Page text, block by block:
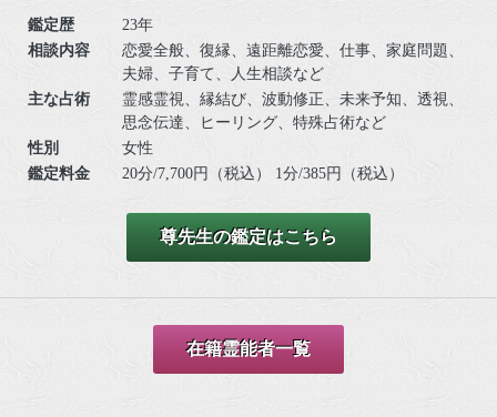
鑑定歴
23年
相談内容
恋愛全般、復縁、遠距離恋愛、仕事、家庭問題、
夫婦、子育て、人生相談など
主な占術
霊感霊視、縁結び、波動修正、未来予知、透視、
思念伝達、ヒーリング、特殊占術など
性別
女性
鑑定料金
20分/7,700円（税込） 1分/385円（税込）
尊先生の鑑定はこちら
在籍霊能者一覧